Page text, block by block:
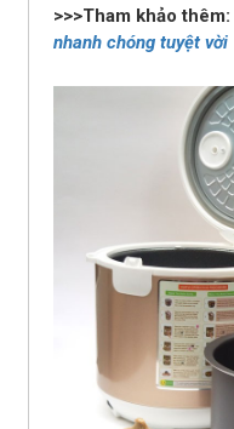
>>>Tham khảo thêm:
nhanh chóng tuyệt vời